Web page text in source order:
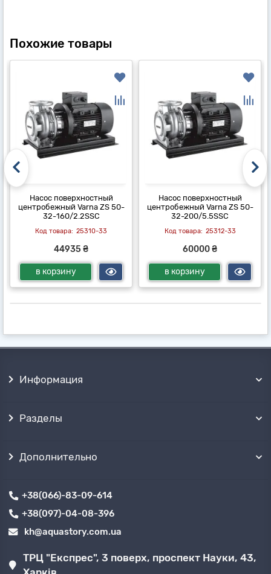
Похожие товары
Насос поверхностный
центробежный Varna ZS 50-
32-160/2.2SSC
25310-33
44935 ₴
в корзину
Насос поверхностный
центробежный Varna ZS 50-
32-200/5.5SSC
25312-33
60000 ₴
в корзину
Информация
Разделы
Дополнительно
+38(066)-83-09-614
+38(097)-04-08-396
kh@aquastory.com.ua
ТРЦ "Експрес", 3 поверх, проспект Науки, 43,